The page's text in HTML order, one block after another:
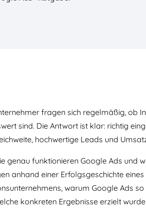
fragen sich regelmäßig, ob
sind. Die Antwort ist klar: richtig
hochwertige Leads und
genau funktionieren Google Ads und
anhand einer Erfolgsgeschichte
warum Google Ads
konkreten Ergebnisse erzielt